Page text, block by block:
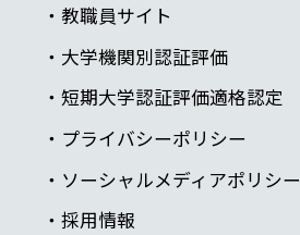
教職員サイト
大学機関別認証評価
短期大学認証評価適格認定
プライバシーポリシー
ソーシャルメディアポリシー
採用情報